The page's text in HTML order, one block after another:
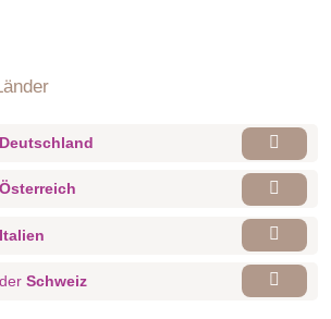
Deutschland
Österreich
Italien
Schweiz